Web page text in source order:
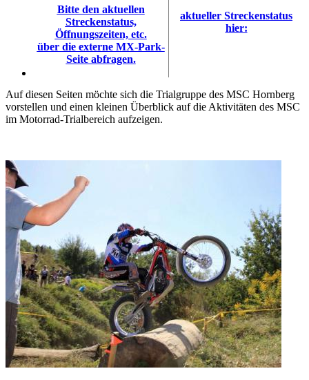
Bitte den aktuellen
Streckenstatus,
Öffnungszeiten, etc.
über die externe MX-Park-
Seite abfragen.
aktueller Streckenstatus
hier:
Auf diesen Seiten möchte sich die Trialgruppe des MSC Hornberg
vorstellen und einen kleinen Überblick auf die Aktivitäten des MSC
im Motorrad-Trialbereich aufzeigen.